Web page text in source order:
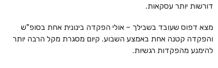
דורשות יותר עסקאות.
מצא דפוס שעובד בשבילך – אולי הפקדה בינונית אחת בסופ"ש
והפקדה קטנה אחת באמצע השבוע. קיום מסגרת מקל הרבה יותר
להימנע מהפקדות רגשיות.